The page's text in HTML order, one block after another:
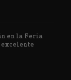
en la Feria
excelente